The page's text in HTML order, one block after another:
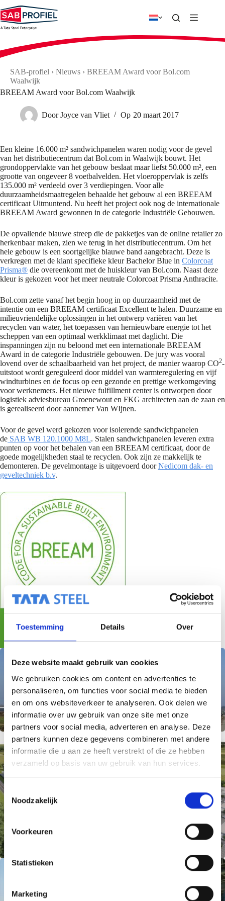
Toestemming Details Over
Deze website maakt gebruik van cookies
We gebruiken cookies om content en advertenties te
personaliseren, om functies voor social media te bieden
en om ons websiteverkeer te analyseren. Ook delen we
informatie over uw gebruik van onze site met onze
partners voor social media, adverteren en analyse. Deze
partners kunnen deze gegevens combineren met andere
informatie die u aan ze heeft verstrekt of die ze hebben
verzameld op basis van uw gebruik van hun services.
T
e
s
t
e
Noodzakelijk
Voorkeuren
Statistieken
Marketing
naar
de
inhoud
SAB-profiel › Nieuws › BREEAM Award voor Bol.com
Waalwijk
BREEAM Award voor Bol.com Waalwijk
Door Joyce van Vliet Op 20 maart 2017
Een kleine 16.000 m² sandwichpanelen waren nodig voor de gevel
van het distributiecentrum dat Bol.com in Waalwijk bouwt. Het
grondoppervlakte van het gebouw beslaat maar liefst 50.000 m², een
grootte van ongeveer 8 voetbalvelden. Het vloeroppervlak is zelfs
135.000 m² verdeeld over 3 verdiepingen. Voor alle
duurzaamheidsmaatregelen behaalde het gebouw al een BREEAM
certificaat Uitmuntend. Nu heeft het project ook nog de internationale
BREEAM Award gewonnen in de categorie Industriële Gebouwen.
De opvallende blauwe streep die de pakketjes van de online retailer zo
herkenbaar maken, zien we terug in het distributiecentrum. Om het
hele gebouw is een soortgelijke blauwe band aangebracht. Deze is
verkregen met de klant specifieke kleur Bachelor Blue in Colorcoat
Prisma® die overeenkomt met de huiskleur van Bol.com. Naast deze
kleur is gekozen voor het meer neutrale Colorcoat Prisma Anthracite.
Bol.com zette vanaf het begin hoog in op duurzaamheid met de
intentie om een BREEAM certificaat Excellent te halen. Duurzame en
milieuvriendelijke oplossingen in het ontwerp variëren van het
recyclen van water, het toepassen van hernieuwbare energie tot het
scheppen van een optimaal werkklimaat met daglicht. Die
inspanningen zijn nu beloond met een internationale BREEAM
Award in de categorie Industriële gebouwen. De jury was vooral
lovend over de schaalbaarheid van het project, de manier waarop CO2-
uitstoot wordt gereguleerd door middel van warmteregulering en vijf
windturbines en de focus op een gezonde en prettige werkomgeving
voor werknemers. Het nieuwe fulfillment center is ontworpen door
logistiek adviesbureau Groenewout en FKG architecten aan de zaan en
is gerealiseerd door aannemer Van WIjnen.
Voor de gevel werd gekozen voor isolerende sandwichpanelen
de SAB WB 120.1000 M8L. Stalen sandwichpanelen leveren extra
punten op voor het behalen van een BREEAM certificaat, door de
goede mogelijkheden staal te recyclen. Ook zijn ze makkelijk te
demonteren. De gevelmontage is uitgevoerd doorNedicom dak- en
geveltechniek b.v.